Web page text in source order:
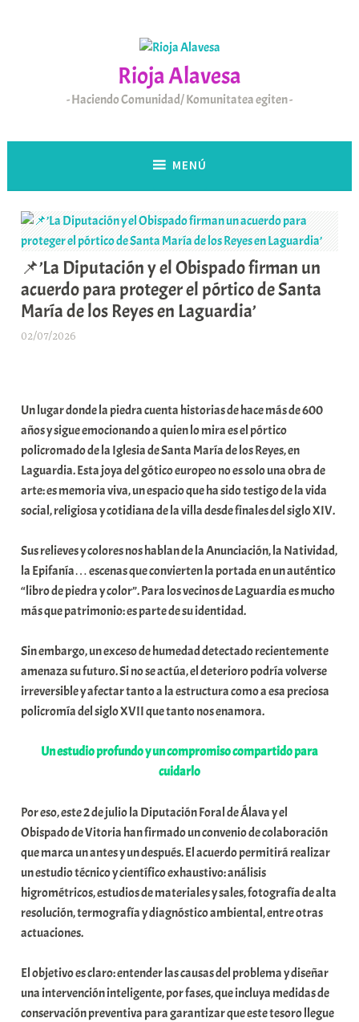
Rioja Alavesa
Haciendo Comunidad/ Komunitatea egiten
MENÚ
📌’La Diputación y el Obispado firman un
acuerdo para proteger el pórtico de Santa
María de los Reyes en Laguardia’
02/07/2026
a
r
E
r
r
i
x
a
K
o
u
n
i
t
t
Un lugar donde la piedra cuenta historias de hace más de 600
años y sigue emocionando a quien lo mira es el pórtico
policromado de la Iglesia de Santa María de los Reyes, en
Laguardia. Esta joya del gótico europeo no es solo una obra de
arte: es memoria viva, un espacio que ha sido testigo de la vida
social, religiosa y cotidiana de la villa desde finales del siglo XIV.
Sus relieves y colores nos hablan de la Anunciación, la Natividad,
la Epifanía… escenas que convierten la portada en un auténtico
“libro de piedra y color”. Para los vecinos de Laguardia es mucho
más que patrimonio: es parte de su identidad.
Sin embargo, un exceso de humedad detectado recientemente
amenaza su futuro. Si no se actúa, el deterioro podría volverse
irreversible y afectar tanto a la estructura como a esa preciosa
policromía del siglo XVII que tanto nos enamora.
Un estudio profundo y un compromiso compartido para
cuidarlo
Por eso, este 2 de julio la Diputación Foral de Álava y el
Obispado de Vitoria han firmado un convenio de colaboración
que marca un antes y un después. El acuerdo permitirá realizar
un estudio técnico y científico exhaustivo: análisis
higrométricos, estudios de materiales y sales, fotografía de alta
resolución, termografía y diagnóstico ambiental, entre otras
actuaciones.
El objetivo es claro: entender las causas del problema y diseñar
una intervención inteligente, por fases, que incluya medidas de
conservación preventiva para garantizar que este tesoro llegue